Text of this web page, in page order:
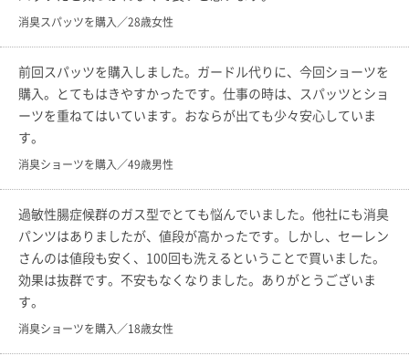
消臭スパッツを購入／28歳女性
前回スパッツを購入しました。ガードル代りに、今回ショーツを
購入。とてもはきやすかったです。仕事の時は、スパッツとショ
ーツを重ねてはいています。おならが出ても少々安心していま
す。
消臭ショーツを購入／49歳男性
過敏性腸症候群のガス型でとても悩んでいました。他社にも消臭
パンツはありましたが、値段が高かったです。しかし、セーレン
さんのは値段も安く、100回も洗えるということで買いました。
効果は抜群です。不安もなくなりました。ありがとうございま
す。
消臭ショーツを購入／18歳女性